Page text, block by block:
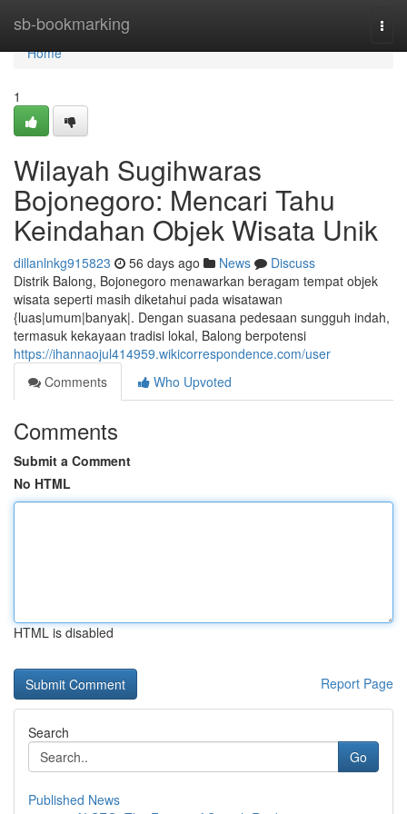
sb-bookmarking
Home
Home
1
Wilayah Sugihwaras
Bojonegoro: Mencari Tahu
Keindahan Objek Wisata Unik
dillanlnkg915823 56 days ago News
Discuss
Distrik Balong, Bojonegoro menawarkan beragam tempat objek
wisata seperti masih diketahui pada wisatawan
{luas|umum|banyak|. Dengan suasana pedesaan sungguh indah,
termasuk kekayaan tradisi lokal, Balong berpotensi
https://ihannaojul414959.wikicorrespondence.com/user
Comments
Who Upvoted
Comments
Submit a Comment
No HTML
HTML is disabled
Report Page
Search
Go
Published News